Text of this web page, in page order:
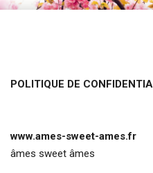
POLITIQUE DE
www.ames-sweet-ames.fr
âmes sweet âmes